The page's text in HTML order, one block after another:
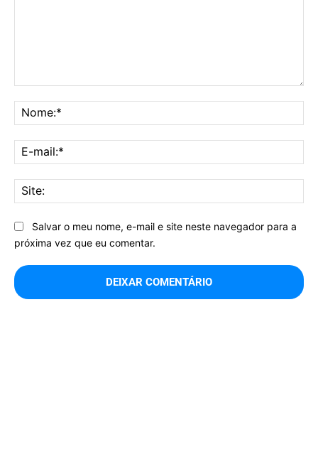
Salvar o meu nome, e-mail e site neste navegador para a
próxima vez que eu comentar.